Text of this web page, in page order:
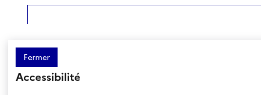
Fermer
Accessibilité